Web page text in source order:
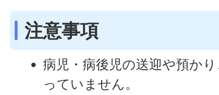
注意事項
病児・病後児の送迎や預か
っていません。